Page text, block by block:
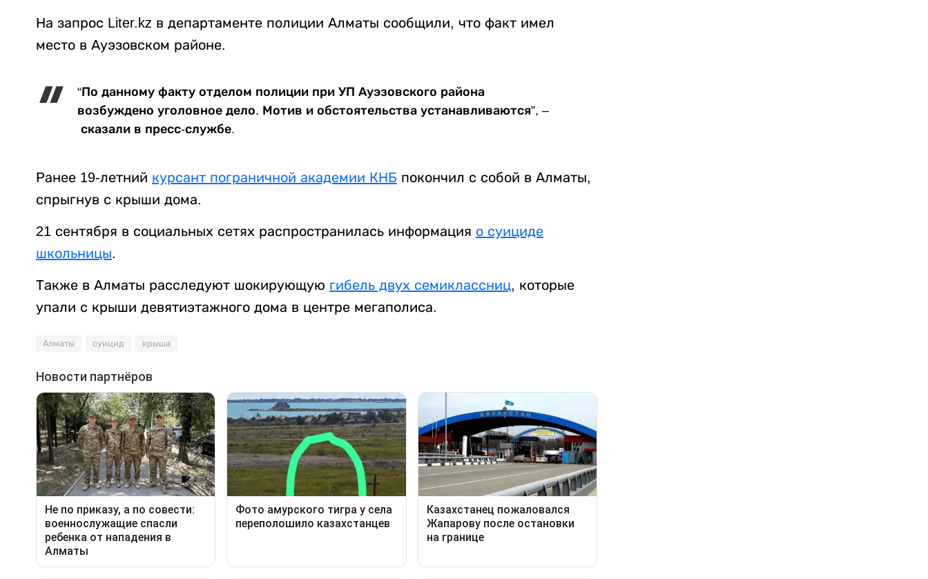
На запрос Liter.kz в департаменте полиции Алматы сообщили, что факт имел
место в Ауэзовском районе.
“По данному факту отделом полиции при УП Ауэзовского района
возбуждено уголовное дело. Мотив и обстоятельства устанавливаются”, –
сказали в пресс-службе.
Ранее 19-летний курсант пограничной академии КНБ покончил с собой в Алматы,
спрыгнув с крыши дома.
21 сентября в социальных сетях распространилась информация о суициде
школьницы.
Также в Алматы расследуют шокирующую гибель двух семиклассниц, которые
упали с крыши девятиэтажного дома в центре мегаполиса.
Алматы суицид крыша